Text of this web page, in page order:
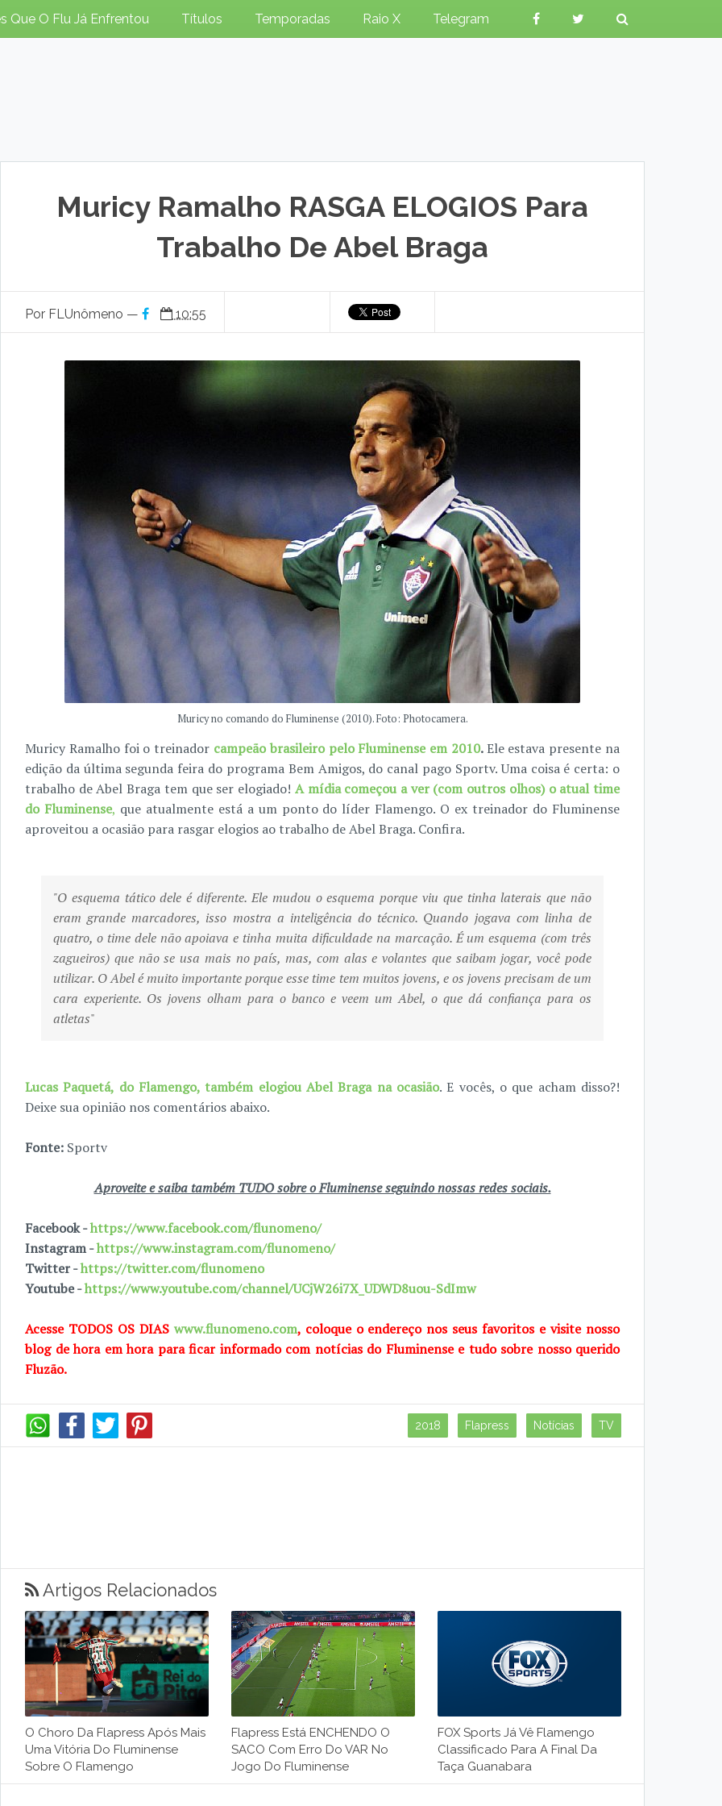
Que O Flu Já Enfrentou Títulos Temporadas Raio X Telegram
Muricy Ramalho RASGA ELOGIOS Para
Trabalho De Abel Braga
Por FLUnômeno — 10:55
Muricy no comando do Fluminense (2010). Foto: Photocamera.
Muricy Ramalho foi o treinador campeão brasileiro pelo Fluminense em 2010.Ele estava presente na
edição da última segunda feira do programa Bem Amigos, do canal pago Sportv. Uma coisa é certa: o
trabalho de Abel Braga tem que ser elogiado! A mídia começou a ver (com outros olhos) o atual time
do Fluminense, que atualmente está a um ponto do líder Flamengo. O ex treinador do Fluminense
aproveitou a ocasião para rasgar elogios ao trabalho de Abel Braga. Confira.
"O esquema tático dele é diferente. Ele mudou o esquema porque viu que tinha laterais que não
eram grande marcadores, isso mostra a inteligência do técnico. Quando jogava com linha de
quatro, o time dele não apoiava e tinha muita dificuldade na marcação. É um esquema (com três
zagueiros) que não se usa mais no país, mas, com alas e volantes que saibam jogar, você pode
utilizar. O Abel é muito importante porque esse time tem muitos jovens, e os jovens precisam de um
cara experiente. Os jovens olham para o banco e veem um Abel, o que dá confiança para os
atletas"
Lucas Paquetá, do Flamengo, também elogiou Abel Braga na ocasião. E vocês, o que acham disso?!
Deixe sua opinião nos comentários abaixo.
Fonte: Sportv
Aproveite e saiba também TUDO sobre o Fluminense seguindo nossas redes sociais.
Facebook -https://www.facebook.com/flunomeno/
Instagram -https://www.instagram.com/flunomeno/
Twitter -https://twitter.com/flunomeno
Youtube -https://www.youtube.com/channel/UCjW26i7X_UDWD8uou-SdImw
Acesse TODOS OS DIAS www.flunomeno.com, coloque o endereço nos seus favoritos e visite nosso
blog de hora em hora para ficar informado com notícias do Fluminense e tudo sobre nosso querido
Fluzão.
2018 Flapress Notícias TV
Artigos Relacionados
O Choro Da Flapress Após Mais
Uma Vitória Do Fluminense
Sobre O Flamengo
Flapress Está ENCHENDO O
SACO Com Erro Do VAR No
Jogo Do Fluminense
FOX Sports Já Vê Flamengo
Classificado Para A Final Da
Taça Guanabara